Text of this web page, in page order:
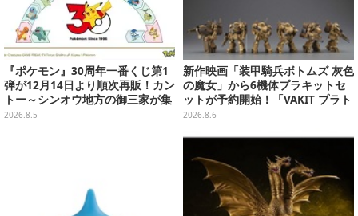
『ポケモン』30周年一番くじ第1
弾が12月14日より順次再販！カン
トー～シンオウ地方の御三家が集
まった時計、ぬいぐるみなど記念
2026.8.5
新作映画「装甲騎兵ボトムズ 灰色
の魔女」から6機体プラキットセ
ットが予約開始！「VAKIT プラト
ーン」第1弾、各部関節可動仕様
2026.8.6